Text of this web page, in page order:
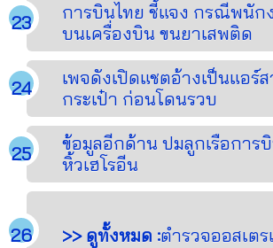
การบินไทย ชี้แจง กรณีพนัก
บนเครื่องบิน ขนยาเสพติด
เพจดังเปิดแชตอ้างเป็นแอร์
กระเป๋า ก่อนโดนรวบ
ข้อมูลอีกด้าน ปมลูกเรือการ
หิ้วเฮโรอีน
>> ดูทั้งหมด :ตำรวจออสเต